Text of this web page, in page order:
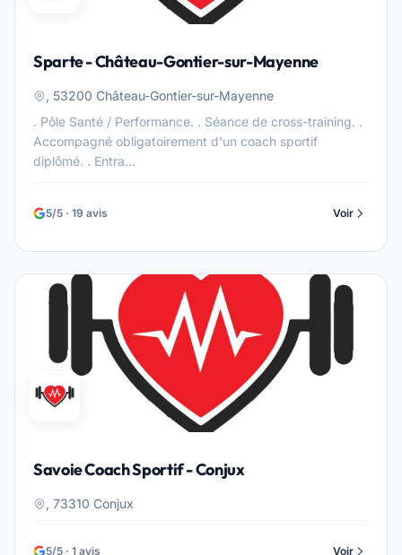
Sparte - Château-Gontier-sur-Mayenne
, 53200 Château-Gontier-sur-Mayenne
. Pôle Santé / Performance. . Séance de cross-training. .
Accompagné obligatoirement d'un coach sportif
diplômé. . Entra...
5/5 · 19 avis Voir
Savoie Coach Sportif - Conjux
, 73310 Conjux
5/5 · 1 avis Voir